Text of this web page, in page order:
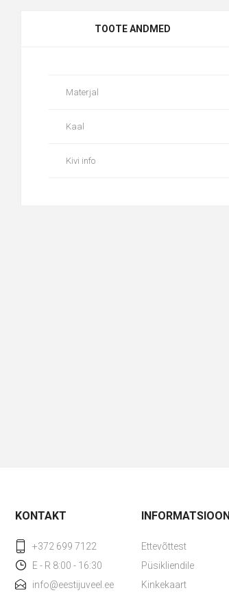
TOOTE ANDMED
Materjal
Kaal
Kivi info
KONTAKT
+372 699 7122
E - R 8:00 - 16:30
info@eestijuveel.ee
INFORMATSIOON
Ettevõttest
Püsikliendile
Kinkekaart